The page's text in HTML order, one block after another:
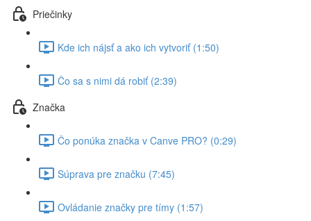
Priečinky
Kde ich nájsť a ako ich vytvoriť (1:50)
Čo sa s nimi dá robiť (2:39)
Značka
Čo ponúka značka v Canve PRO? (0:29)
Súprava pre značku (7:45)
Ovládanie značky pre tímy (1:57)